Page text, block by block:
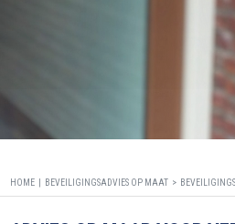
HOME | BEVEILIGINGSADVIES OP MAAT >